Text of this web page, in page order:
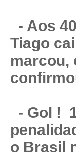
- Aos
Tiago
marcou,
- Gol !
o Brasil